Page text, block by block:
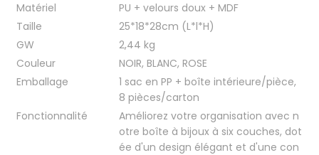
Matériel
PU + velours doux + MDF
Taille
25*18*28cm (L*l*H)
GW
2,44 kg
Couleur
NOIR, BLANC, ROSE
Emballage
1 sac en PP + boîte intérieure/pièce,
8 pièces/carton
Fonctionnalité
Améliorez votre organisation avec n
otre boîte à bijoux à six couches, dot
ée d'un design élégant et d'une con